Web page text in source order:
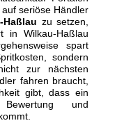
seriöse Händler
zu setzen,
in Wilkau-Haßlau
spart
sondern
zur nächsten
fahren braucht,
gibt, dass ein
und